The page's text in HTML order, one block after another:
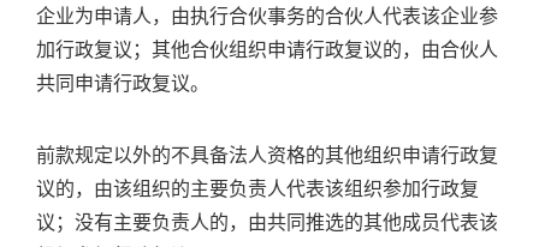
企业为申请人，由执行合伙事务的合伙人代表该企业参
加行政复议；其他合伙组织申请行政复议的，由合伙人
共同申请行政复议。
前款规定以外的不具备法人资格的其他组织申请行政复
议的，由该组织的主要负责人代表该组织参加行政复
议；没有主要负责人的，由共同推选的其他成员代表该